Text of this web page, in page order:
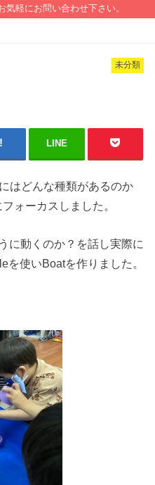
軽にお問い合わせ下さい。
未分類
LINE
はどんな種類があるのか
ォーカスしました。
に動くのか？を話し実際に
を使いBoatを作りました。